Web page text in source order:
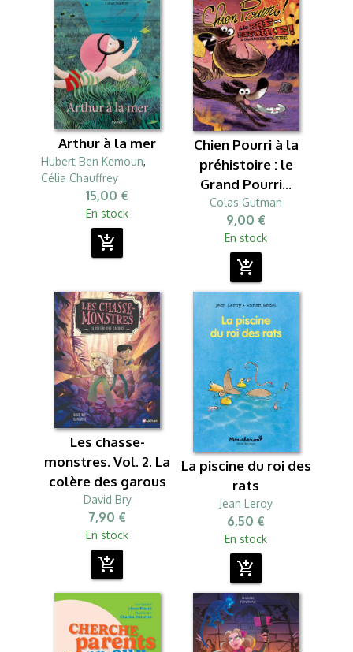
Arthur à la mer
Hubert Ben Kemoun,
Célia Chauffrey
15,00 €
En stock
add_shopping_cart
Chien Pourri à la
préhistoire : le
Grand Pourri...
Colas Gutman
9,00 €
En stock
add_shopping_cart
Les chasse-
monstres. Vol. 2. La
colère des garous
David Bry
7,90 €
En stock
add_shopping_cart
La piscine du roi des
rats
Jean Leroy
6,50 €
En stock
add_shopping_cart